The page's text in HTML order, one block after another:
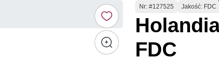
Numer
Nr: #127525 Jakość: FDC
FDC